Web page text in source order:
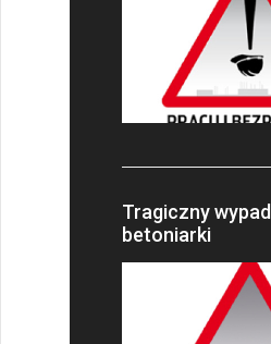
Tragiczny
betoniarki